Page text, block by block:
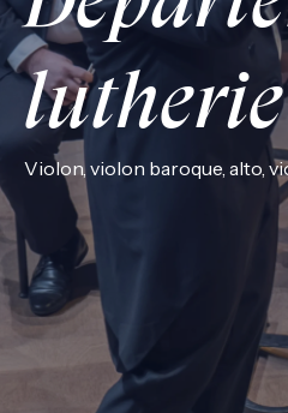
lutherie
Violon, violon baroque, alto,